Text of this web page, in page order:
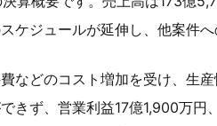
ケジュールが延伸し、他案件
などのコスト増加を受け、生
きず、営業利益17億1,900万